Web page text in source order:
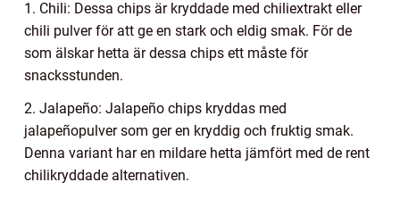
1. Chili: Dessa chips är kryddade med chiliextrakt eller
chili pulver för att ge en stark och eldig smak. För de
som älskar hetta är dessa chips ett måste för
snacksstunden.
2. Jalapeño: Jalapeño chips kryddas med
jalapeñopulver som ger en kryddig och fruktig smak.
Denna variant har en mildare hetta jämfört med de rent
chilikryddade alternativen.